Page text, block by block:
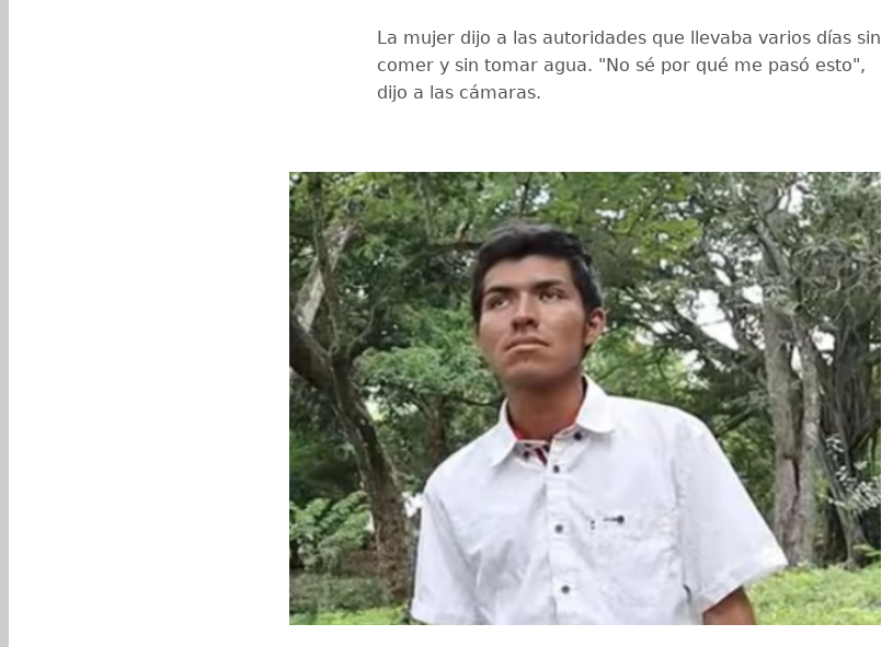
La mujer dijo a las autoridades que llevaba varios días sin
comer y sin tomar agua. "No sé por qué me pasó esto",
dijo a las cámaras.